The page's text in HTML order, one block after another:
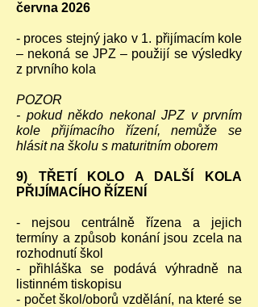
června 2026
- proces stejný jako v 1. přijímacím kole
– nekoná se JPZ – použijí se výsledky
z prvního kola
POZOR
- pokud někdo nekonal JPZ v prvním
kole přijímacího řízení, nemůže se
hlásit na školu s maturitním oborem
9) TŘETÍ KOLO A DALŠÍ KOLA
PŘIJÍMACÍHO ŘÍZENÍ
- nejsou centrálně řízena a jejich
termíny a způsob konání jsou zcela na
rozhodnutí škol
- přihláška se podává výhradně na
listinném tiskopisu
- počet škol/oborů vzdělání, na které se